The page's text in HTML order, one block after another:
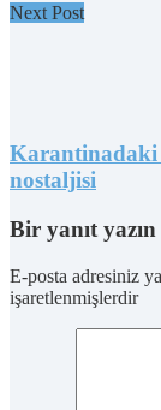
Next Post
Karantinadaki
nostaljisi
Bir yanıt yazın
E-posta adresiniz
işaretlenmişlerdir